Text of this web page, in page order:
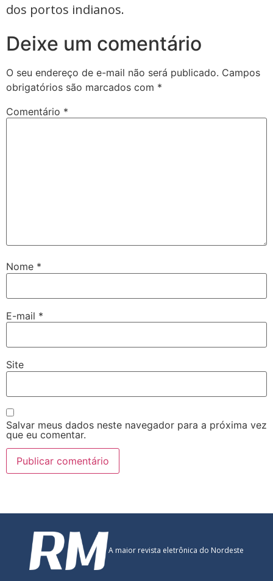
dos portos indianos.
Deixe um comentário
O seu endereço de e-mail não será publicado. Campos
obrigatórios são marcados com *
Comentário *
Nome *
E-mail *
Site
Salvar meus dados neste navegador para a próxima vez
que eu comentar.
A maior revista eletrônica do Nordeste